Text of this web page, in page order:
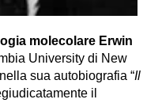
molecolare Erwin
University di New
sua autobiografia “Il
il